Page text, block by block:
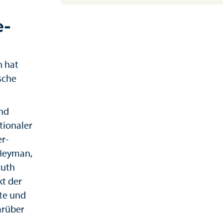
hat
der
und